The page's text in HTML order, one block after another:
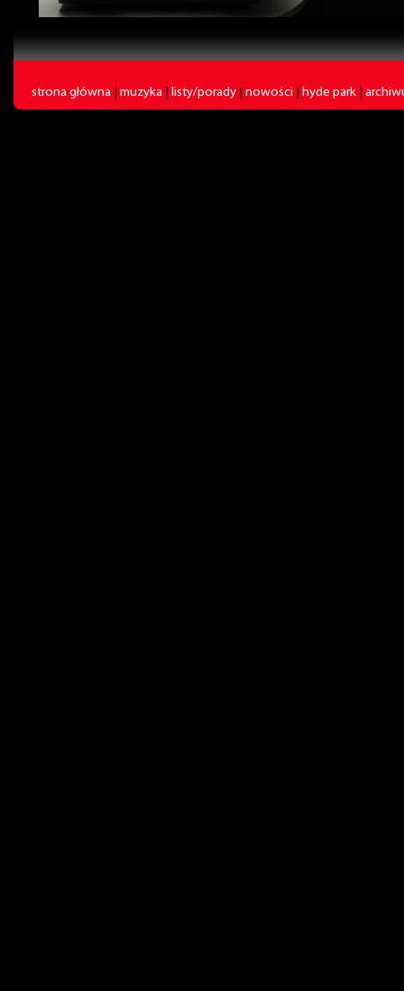
strona główna muzyka listy/porady nowości hyde park